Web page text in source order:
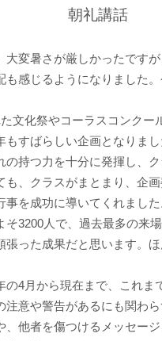
朝礼講話
大変暑さが厳しかったです
も感じるようになりました
文化祭やコーラスコンクー
もすばらしい企画となりま
の持つ力を十分に発揮し、
も、クラスがまとまり、企
事を成功に導いてくれまし
そ3200人で、過去最多の来
張った成果だと思います。
の4月から現在まで、これま
注意や警告があるにも関わ
、他者を傷つけるメッセー